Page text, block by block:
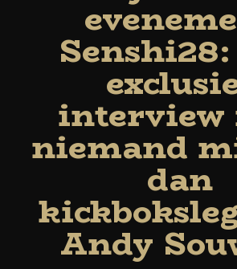
interview
niemand
dan
Andy